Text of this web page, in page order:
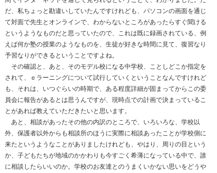
だ、私ちょっと勘違いしていたんですけれども、パソコンの画面を通じ
て対面で先生とオンラインで、わからないところがあったらすぐ聞ける
というようなものだと思っていたので、これは既に録画されている、例
えば何か塾の授業のようなものを、生徒が好きな時間に見て、復習なり
予習なりができるということですよね。
その確認と、あと、そのモデル校になる中学校、ことしどこか指定を
されて、ｅラーニングについて試行していくということなんですけれど
も、それは、いつぐらいの時期で、ある程度詳細が固まってからこの委
員会に報告があるとは思うんですが、現時点での計画で決まっているこ
とがあれば教えていただきたいと思います。
あと、相談があったその他の内訳のところで、いろいろな、学校以
外、保護者以外からも相談所のほうに実際に相談あったことが学校側に
来たというようなことがありましたけれども、やはり、周りの目という
か、子どもたちが地域のかかわりも今すごく希薄になっている中で、誰
に相談したらいいのか。学校のお友達とのうまくいかない思いをどうや